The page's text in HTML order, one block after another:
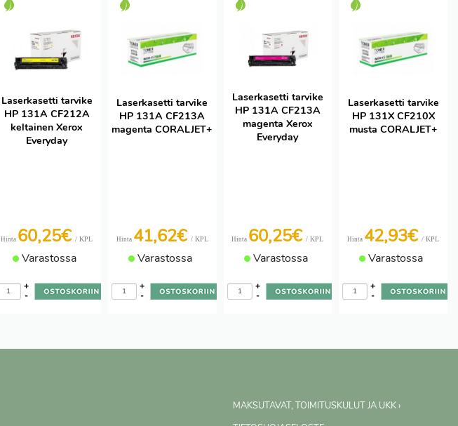
Laserkasetti tarvike
HP 131A CF212A
keltainen Xerox
Everyday
Hinta 60,25€/ KPL
Varastossa
-
+
Laserkasetti tarvike
HP 131A CF213A
magenta CORALJET+
Hinta 41,62€ / KPL
Varastossa
-
+
Laserkasetti tarvike
HP 131A CF213A
magenta Xerox
Everyday
Hinta 60,25€/ KPL
Varastossa
-
+
Laserkasetti tarvike
HP 131X CF210X
musta CORALJET+
Hinta 42,93€/ KPL
Varastossa
-
+
MAKSUTAVAT, TOIMITUSKULUT JA UKK ›